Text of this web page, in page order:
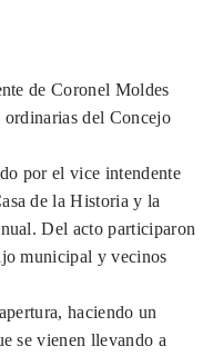
de Coronel Moldes
ordinarias del Concejo
por el vice intendente
de la Historia y la
Del acto participaron
municipal y vecinos
haciendo un
se vienen llevando a